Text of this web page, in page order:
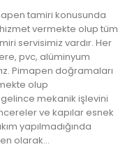
tamiri konusunda
vermekte olup tüm
servisimiz vardır. Her
pvc, alüminyum
Pimapen doğramaları
olup
mekanik işlevini
ve kapılar esnek
yapılmadığında
olarak...